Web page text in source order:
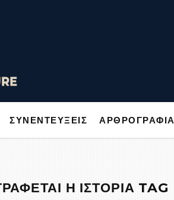
ΣΥΝΕΝΤΕΥΞΕΙΣ ΑΡΘΡΟΓΡΑΦΙΑ
Η ΙΣΤΟΡΙΑ TAG